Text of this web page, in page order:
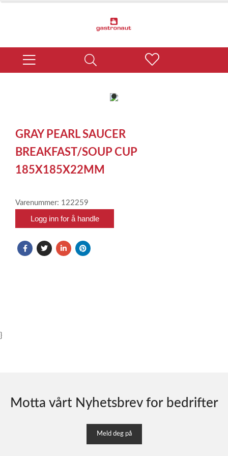
item
of
1
GRAY PEARL SAUCER
BREAKFAST/SOUP CUP
185X185X22MM
Varenummer: 122259
Logg inn for å handle
}
Motta vårt Nyhetsbrev for bedrifter
Meld deg på